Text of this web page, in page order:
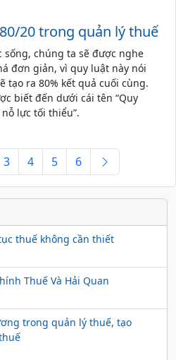
20 trong quản lý thuế
sống, chúng ta sẽ được nghe
đơn giản, vì quy luật này nói
tạo ra 80% kết quả cuối cùng.
biết đến dưới cái tên “Quy
lực tối thiểu”.
3 4 5 6
thuế không cần thiết
Thuế Và Hải Quan
trong quản lý thuế, tạo